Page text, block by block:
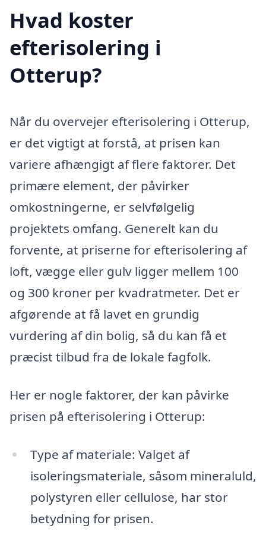
Hvad koster
efterisolering i
Otterup?
Når du overvejer efterisolering i Otterup,
er det vigtigt at forstå, at prisen kan
variere afhængigt af flere faktorer. Det
primære element, der påvirker
omkostningerne, er selvfølgelig
projektets omfang. Generelt kan du
forvente, at priserne for efterisolering af
loft, vægge eller gulv ligger mellem 100
og 300 kroner per kvadratmeter. Det er
afgørende at få lavet en grundig
vurdering af din bolig, så du kan få et
præcist tilbud fra de lokale fagfolk.
Her er nogle faktorer, der kan påvirke
prisen på efterisolering i Otterup:
Type af materiale: Valget af
isoleringsmateriale, såsom mineraluld,
polystyren eller cellulose, har stor
betydning for prisen.